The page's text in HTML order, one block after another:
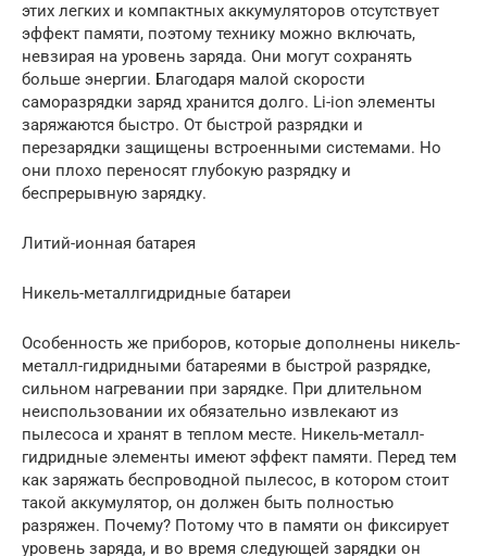
этих легких и компактных аккумуляторов отсутствует
эффект памяти, поэтому технику можно включать,
невзирая на уровень заряда. Они могут сохранять
больше энергии. Благодаря малой скорости
саморазрядки заряд хранится долго. Li-ion элементы
заряжаются быстро. От быстрой разрядки и
перезарядки защищены встроенными системами. Но
они плохо переносят глубокую разрядку и
беспрерывную зарядку.
Литий-ионная батарея
Никель-металлгидридные батареи
Особенность же приборов, которые дополнены никель-
металл-гидридными батареями в быстрой разрядке,
сильном нагревании при зарядке. При длительном
неиспользовании их обязательно извлекают из
пылесоса и хранят в теплом месте. Никель-металл-
гидридные элементы имеют эффект памяти. Перед тем
как заряжать беспроводной пылесос, в котором стоит
такой аккумулятор, он должен быть полностью
разряжен. Почему? Потому что в памяти он фиксирует
уровень заряда, и во время следующей зарядки он